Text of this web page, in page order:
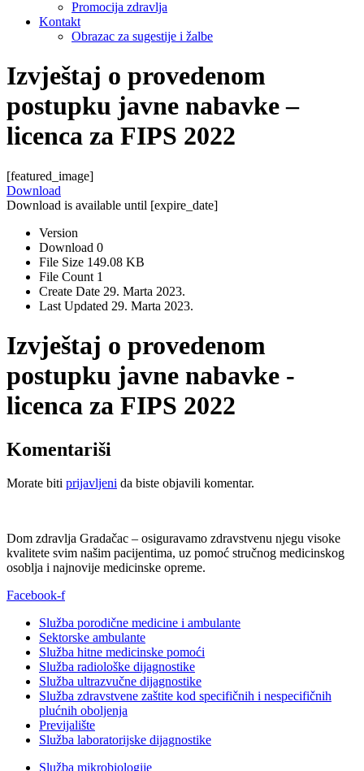
Promocija zdravlja
Kontakt
Obrazac za sugestije i žalbe
Izvještaj o provedenom
postupku javne nabavke –
licenca za FIPS 2022
[featured_image]
Download
Download is available until [expire_date]
Version
Download 0
File Size 149.08 KB
File Count 1
Create Date 29. Marta 2023.
Last Updated 29. Marta 2023.
Izvještaj o provedenom
postupku javne nabavke -
licenca za FIPS 2022
Komentariši
Morate biti prijavljeni da biste objavili komentar.
Dom zdravlja Gradačac – osiguravamo zdravstvenu njegu visoke
kvalitete svim našim pacijentima, uz pomoć stručnog medicinskog
osoblja i najnovije medicinske opreme.
Facebook-f
Služba porodične medicine i ambulante
Sektorske ambulante
Služba hitne medicinske pomoći
Služba radiološke dijagnostike
Služba ultrazvučne dijagnostike
Služba zdravstvene zaštite kod specifičnih i nespecifičnih
plućnih oboljenja
Previjalište
Služba laboratorijske dijagnostike
Služba mikrobiologije